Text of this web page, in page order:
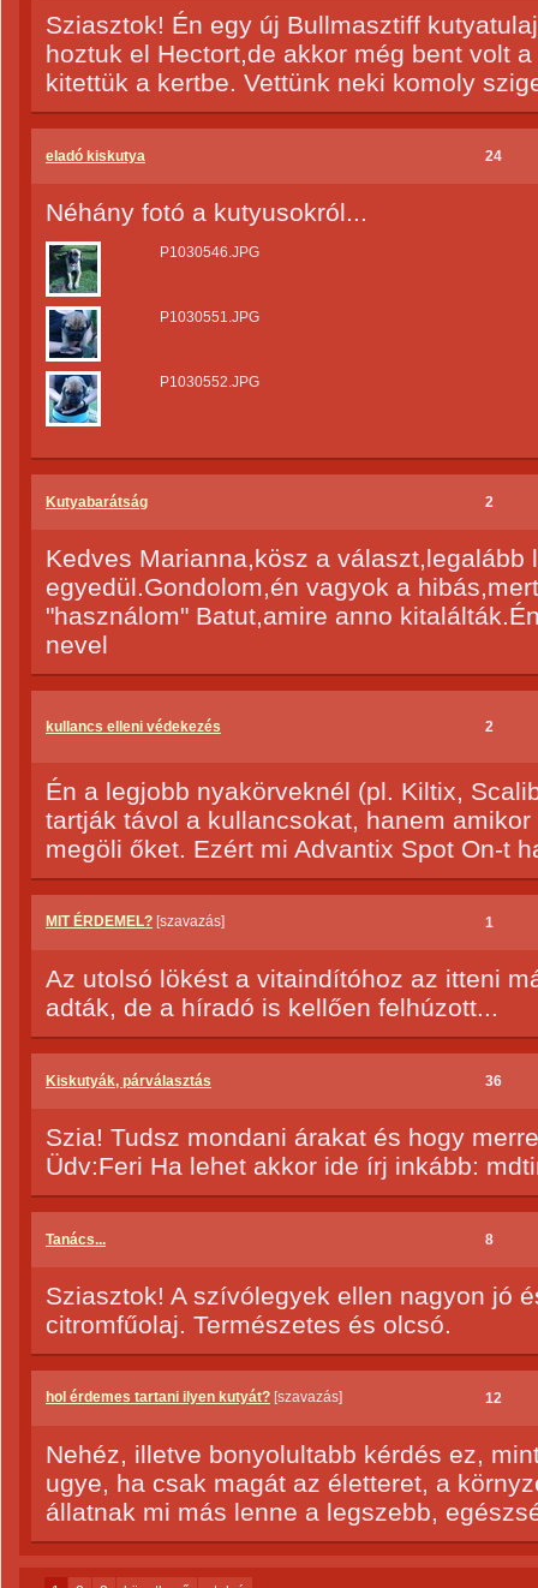
Sziasztok! Én egy új Bullmasztiff
hoztuk el Hectort,de akkor még bent volt
kitettük a kertbe. Vettünk neki komoly
eladó kiskutya 24
Néhány fotó a kutyusokról...
P1030546.JPG
P1030551.JPG
P1030552.JPG
Kutyabarátság 2
Kedves Marianna,kösz a választ,legalább
egyedül.Gondolom,én vagyok a
"használom" Batut,amire anno
nevel
kullancs elleni védekezés 2
Én a legjobb nyakörveknél (pl. Kiltix,
tartják távol a kullancsokat, hanem
megöli őket. Ezért mi Advantix Spot On-t
MIT ÉRDEMEL? [szavazás] 1
Az utolsó lökést a vitaindítóhoz az itteni
adták, de a híradó is kellően felhúzott...
Kiskutyák, párválasztás 36
Szia! Tudsz mondani árakat és hogy
Üdv:Feri Ha lehet akkor ide írj inkább:
Tanács... 8
Sziasztok! A szívólegyek ellen nagyon jó
citromfűolaj. Természetes és olcsó.
hol érdemes tartani ilyen kutyát? [szavazás] 12
Nehéz, illetve bonyolultabb kérdés ez,
ugye, ha csak magát az életteret, a
állatnak mi más lenne a legszebb,